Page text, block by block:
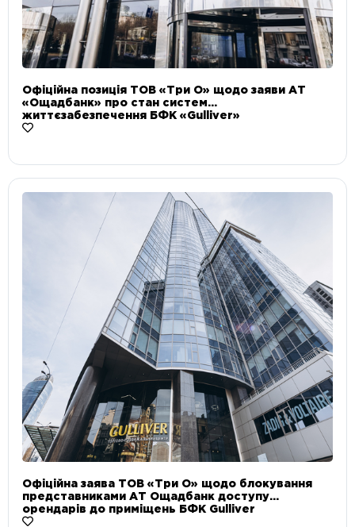
Офіційна позиція ТОВ «Три О» щодо заяви АТ
«Ощадбанк» про стан систем
життєзабезпечення БФК «Gulliver»
Офіційна заява ТОВ «Три О» щодо блокування
представниками АТ Ощадбанк доступу
орендарів до приміщень БФК Gulliver